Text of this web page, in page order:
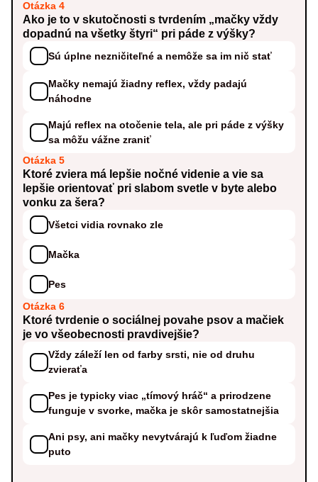
Otázka 4
Ako je to v skutočnosti s tvrdením „mačky vždy
dopadnú na všetky štyri“ pri páde z výšky?
Sú úplne nezničiteľné a nemôže sa im nič stať
Mačky nemajú žiadny reflex, vždy padajú
náhodne
Majú reflex na otočenie tela, ale pri páde z výšky
sa môžu vážne zraniť
Otázka 5
Ktoré zviera má lepšie nočné videnie a vie sa
lepšie orientovať pri slabom svetle v byte alebo
vonku za šera?
Všetci vidia rovnako zle
Mačka
Pes
Otázka 6
Ktoré tvrdenie o sociálnej povahe psov a mačiek
je vo všeobecnosti pravdivejšie?
Vždy záleží len od farby srsti, nie od druhu
zvieraťa
Pes je typicky viac „tímový hráč“ a prirodzene
funguje v svorke, mačka je skôr samostatnejšia
Ani psy, ani mačky nevytvárajú k ľuďom žiadne
puto